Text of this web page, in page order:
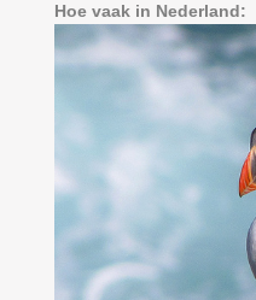
Hoe vaak in Nederland: